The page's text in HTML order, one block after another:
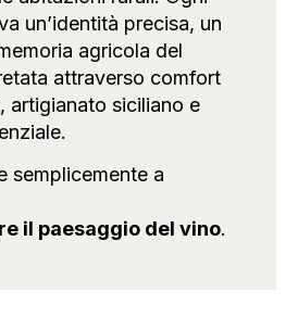
un’identità precisa, un
agricola del
attraverso comfort
artigianato siciliano e
semplicemente a
il paesaggio del vino.